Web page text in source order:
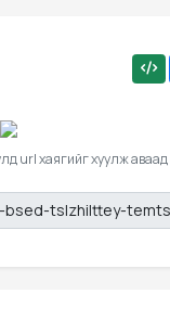
url хаягийг хуулж аваад